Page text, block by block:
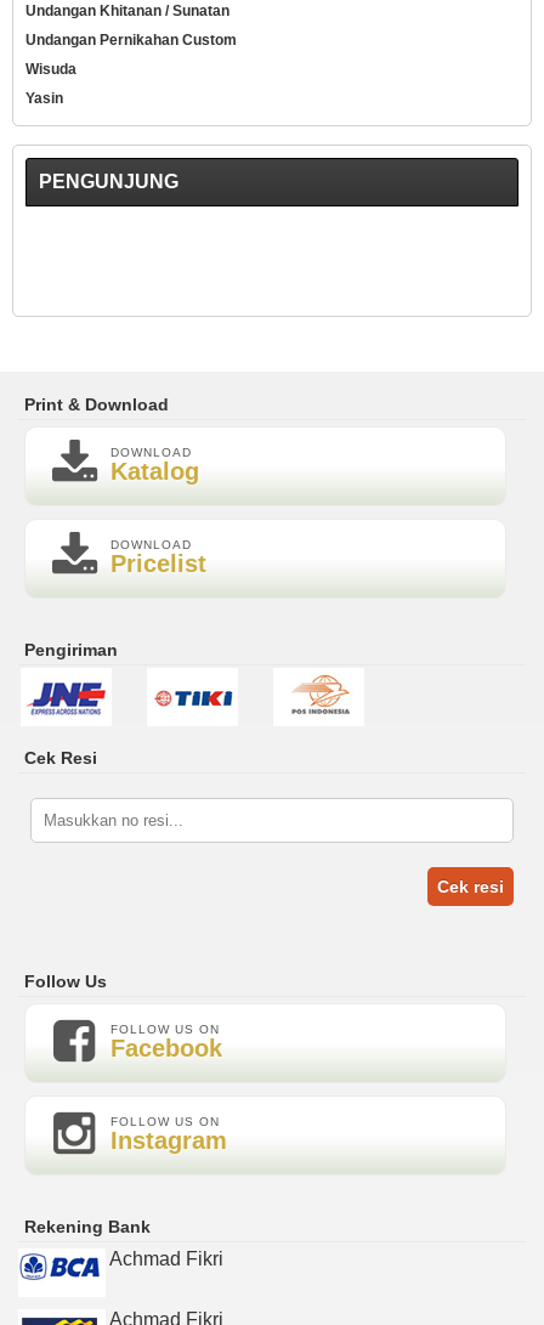
Undangan Khitanan / Sunatan
Undangan Pernikahan Custom
Wisuda
Yasin
PENGUNJUNG
Print & Download
DOWNLOAD
Katalog
DOWNLOAD
Pricelist
Pengiriman
Cek Resi
Cek resi
Follow Us
FOLLOW US ON
Facebook
FOLLOW US ON
Instagram
Rekening Bank
Achmad Fikri
Achmad Fikri